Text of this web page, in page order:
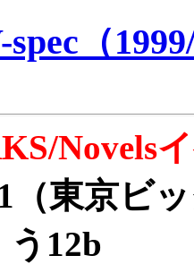
（
Novels
東京ビ
う12b